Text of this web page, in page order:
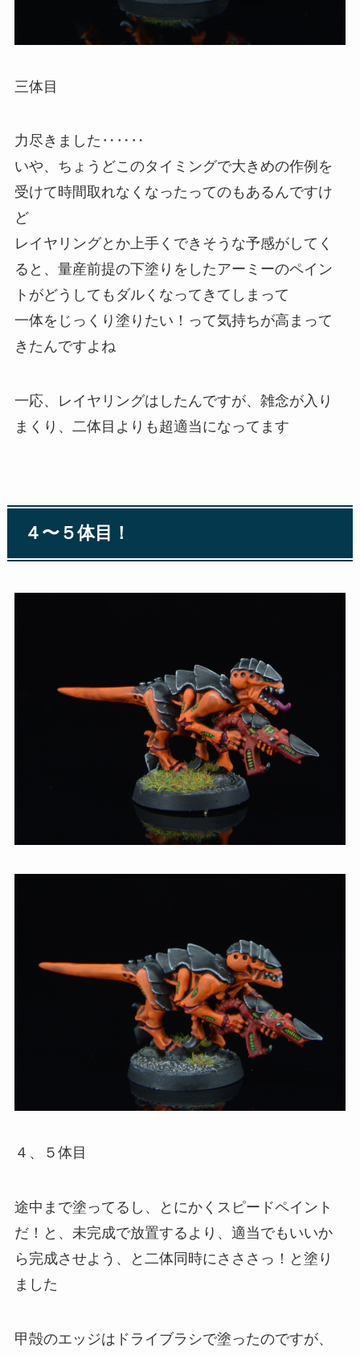
三体目
力尽きました‥‥‥
いや、ちょうどこのタイミングで大きめの作例を
受けて時間取れなくなったってのもあるんですけ
ど
レイヤリングとか上手くできそうな予感がしてく
ると、量産前提の下塗りをしたアーミーのペイン
トがどうしてもダルくなってきてしまって
一体をじっくり塗りたい！って気持ちが高まって
きたんですよね
一応、レイヤリングはしたんですが、雑念が入り
まくり、二体目よりも超適当になってます
４〜５体目！
４、５体目
途中まで塗ってるし、とにかくスピードペイント
だ！と、未完成で放置するより、適当でもいいか
ら完成させよう、と二体同時にさささっ！と塗り
ました
甲殻のエッジはドライブラシで塗ったのですが、